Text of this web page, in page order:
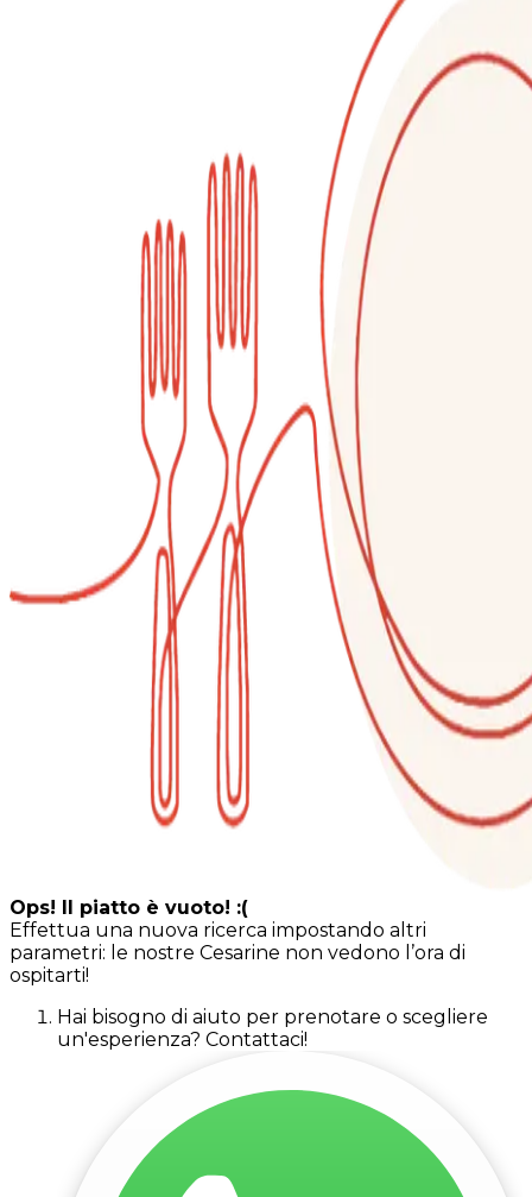
Ops! Il piatto è vuoto! :(
Effettua una nuova ricerca impostando altri
parametri: le nostre Cesarine non vedono l’ora di
ospitarti!
Hai bisogno di aiuto per prenotare o scegliere
un'esperienza? Contattaci!